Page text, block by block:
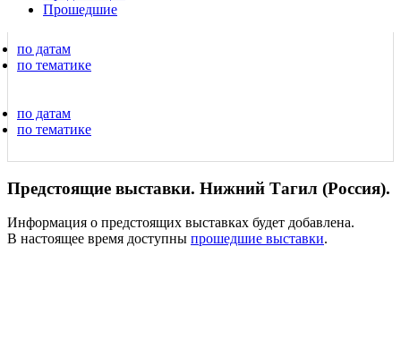
Прошедшие
по датам
по тематике
по датам
по тематике
Предстоящие выставки. Нижний Тагил (Россия).
Информация о предстоящих выставках будет добавлена.
В настоящее время доступны прошедшие выставки.